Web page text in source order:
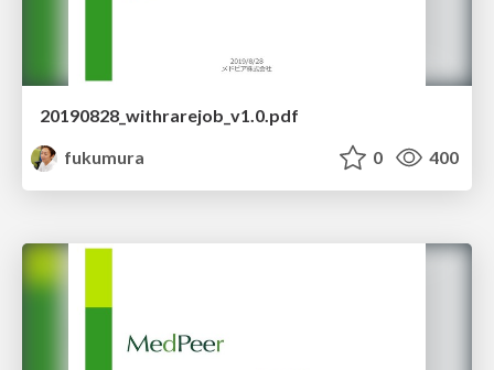
20190828_withrarejob_v1.0.pdf
fukumura
0 400